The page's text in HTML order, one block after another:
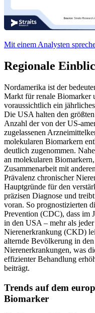
Mit einem Analysten
Regionale
Nordamerika ist der
Markt für renale Biomarker
voraussichtlich ein
Die USA halten den
Anzahl der von der US-
zugelassenen
molekularen Biomarkern
deutlich zugenommen.
an molekularen
Zusammenarbeit mit
Prävalenz chronischer
Hauptgründe für den
präzisen Diagnose und
voran. So prognostizierten
Prevention (CDC), dass im
in den USA – mehr als
Nierenerkrankung (CKD)
alternde Bevölkerung in
Nierenerkrankungen, was
effizienter Behandlung
beiträgt.
Trends auf dem
Biomarker